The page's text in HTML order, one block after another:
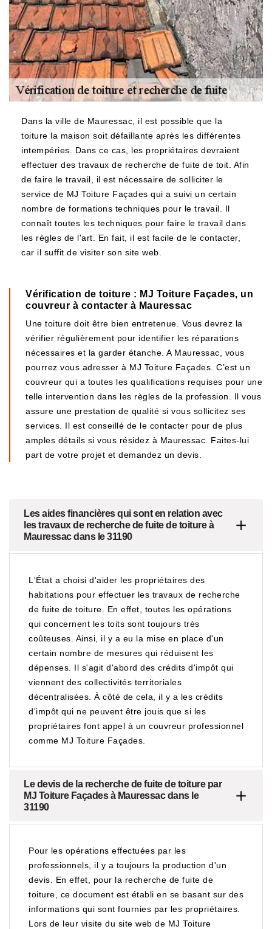
Dans la ville de Mauressac, il est possible que la
toiture la maison soit défaillante après les différentes
intempéries. Dans ce cas, les propriétaires devraient
effectuer des travaux de recherche de fuite de toit. Afin
de faire le travail, il est nécessaire de solliciter le
service de MJ Toiture Façades qui a suivi un certain
nombre de formations techniques pour le travail. Il
connaît toutes les techniques pour faire le travail dans
les règles de l'art. En fait, il est facile de le contacter,
car il suffit de visiter son site web.
Vérification de toiture : MJ Toiture Façades, un
couvreur à contacter à Mauressac
Une toiture doit être bien entretenue. Vous devrez la
vérifier régulièrement pour identifier les réparations
nécessaires et la garder étanche. A Mauressac, vous
pourrez vous adresser à MJ Toiture Façades. C’est un
couvreur qui a toutes les qualifications requises pour une
telle intervention dans les règles de la profession. Il vous
assure une prestation de qualité si vous sollicitez ses
services. Il est conseillé de le contacter pour de plus
amples détails si vous résidez à Mauressac. Faites-lui
part de votre projet et demandez un devis.
Les aides financières qui sont en relation avec
les travaux de recherche de fuite de toiture à
Mauressac dans le 31190
L'État a choisi d'aider les propriétaires des
habitations pour effectuer les travaux de recherche
de fuite de toiture. En effet, toutes les opérations
qui concernent les toits sont toujours très
coûteuses. Ainsi, il y a eu la mise en place d'un
certain nombre de mesures qui réduisent les
dépenses. Il s'agit d'abord des crédits d'impôt qui
viennent des collectivités territoriales
décentralisées. À côté de cela, il y a les crédits
d'impôt qui ne peuvent être jouis que si les
propriétaires font appel à un couvreur professionnel
comme MJ Toiture Façades.
Le devis de la recherche de fuite de toiture par
MJ Toiture Façades à Mauressac dans le
31190
Pour les opérations effectuées par les
professionnels, il y a toujours la production d'un
devis. En effet, pour la recherche de fuite de
toiture, ce document est établi en se basant sur des
informations qui sont fournies par les propriétaires.
Lors de leur visite du site web de MJ Toiture